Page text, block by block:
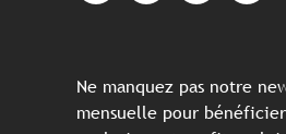
Ne manquez pas notre
mensuelle pour